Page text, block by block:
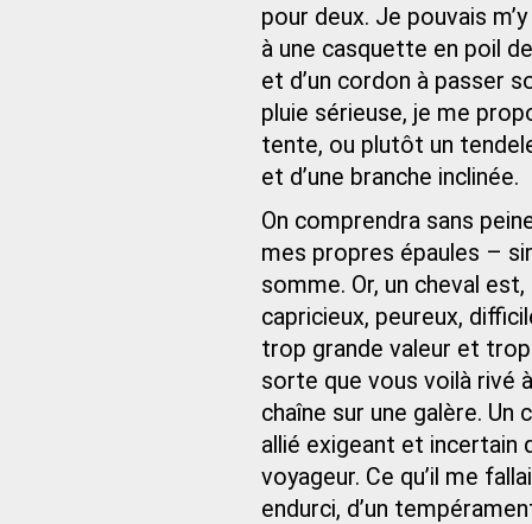
pour deux. Je pouvais
à une casquette en poil
et d’un cordon à passer
pluie sérieuse, je me
tente, ou plutôt un
et d’une branche inclinée.
On comprendra sans
mes propres épaules –
somme. Or, un cheval
capricieux, peureux,
trop grande valeur et
sorte que vous voilà rivé
chaîne sur une galère.
allié exigeant et incertain
voyageur. Ce qu’il me
endurci, d’un